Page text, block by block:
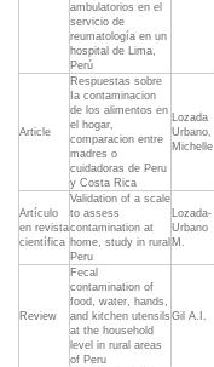
ambulatorios en el
servicio de
reumatología en un
hospital de Lima,
Perú
Article
Respuestas sobre
Ia contaminacion
de los alimentos en
el hogar,
comparacion entre
madres o
cuidadoras de Peru
y Costa Rica
Lozada
Urbano,
Michelle
Artículo
en revista
científica
Validation of a scale
to assess
contamination at
home, study in rural
Peru
Lozada-
Urbano
M.
Review
Fecal
contamination of
food, water, hands,
and kitchen utensils
at the household
level in rural areas
of Peru
Gil A.I.